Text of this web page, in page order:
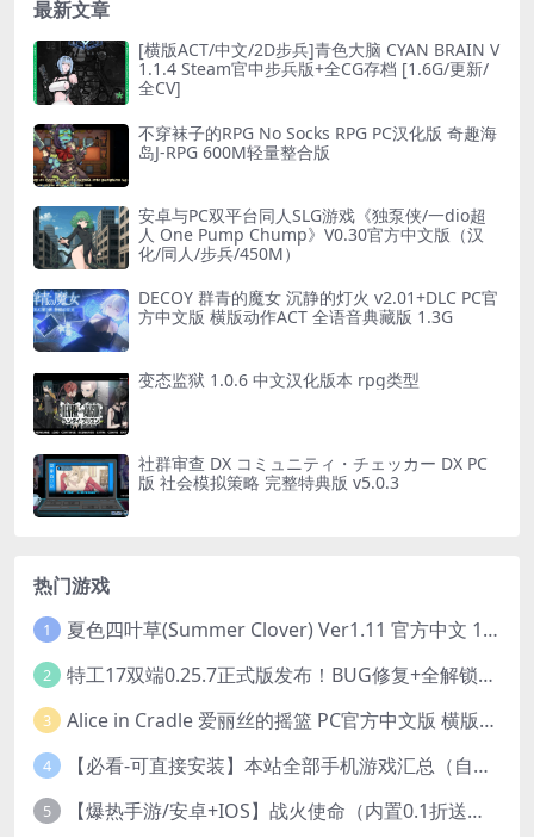
最新文章
[横版ACT/中文/2D步兵]青色大脑 CYAN BRAIN V
1.1.4 Steam官中步兵版+全CG存档 [1.6G/更新/
全CV]
不穿袜子的RPG No Socks RPG PC汉化版 奇趣海
岛J-RPG 600M轻量整合版
安卓与PC双平台同人SLG游戏《独泵侠/一dio超
人 One Pump Chump》V0.30官方中文版（汉
化/同人/步兵/450M）
DECOY 群青的魔女 沉静的灯火 v2.01+DLC PC官
方中文版 横版动作ACT 全语音典藏版 1.3G
变态监狱 1.0.6 中文汉化版本 rpg类型
社群审查 DX コミュニティ・チェッカー DX PC
版 社会模拟策略 完整特典版 v5.0.3
热门游戏
1 夏色四叶草(Summer Clover) Ver1.11 官方中文 1+4.35G 全CG 有CV 百度盘版本
2 特工17双端0.25.7正式版发布！BUG修复+全解锁存档+赞助码合集（安卓/PC/中文/动态）
3 Alice in Cradle 爱丽丝的摇篮 PC官方中文版 横版动作ACT 手绘幻想风 v0.29g 完整体验版
4 【必看-可直接安装】本站全部手机游戏汇总（自带修改器MOD）
5 【爆热手游/安卓+IOS】战火使命（内置0.1折送可触碰战姬）[中文/美女养成/整合兑换码/双端互通/更新]（公测）